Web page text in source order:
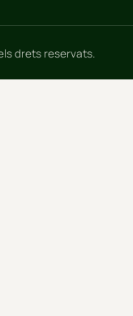
drets reservats.